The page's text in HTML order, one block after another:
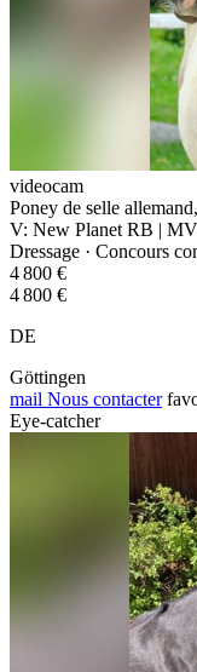
videocam
Poney de selle
V: New Planet RB |
Dressage · Concours
4 800 €
4 800 €
DE
Göttingen
mail Nous contacter
Eye-catcher